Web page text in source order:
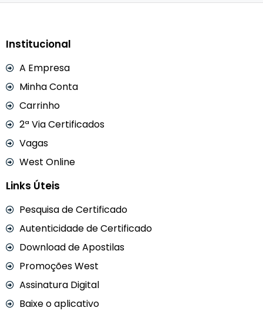
Institucional
A Empresa
Minha Conta
Carrinho
2ª Via Certificados
Vagas
West Online
Links Úteis
Pesquisa de Certificado
Autenticidade de Certificado
Download de Apostilas
Promoções West
Assinatura Digital
Baixe o aplicativo